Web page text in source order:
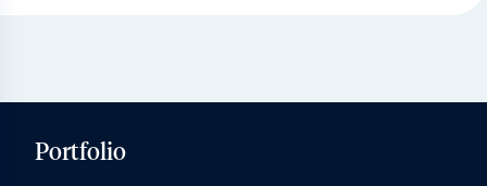
Portfolio